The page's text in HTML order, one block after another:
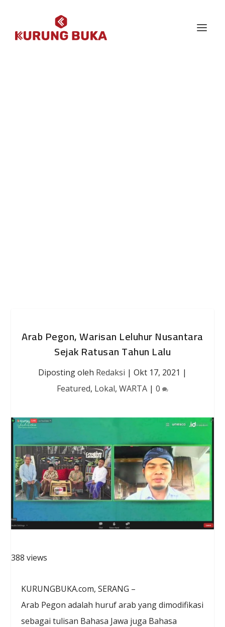
Arab Pegon, Warisan Leluhur Nusantara
Sejak Ratusan Tahun Lalu
Diposting oleh Redaksi | Okt 17, 2021 |
Featured, Lokal, WARTA | 0
388 views
KURUNGBUKA.com, SERANG –
Arab Pegon adalah huruf arab yang dimodifikasi
sebagai tulisan Bahasa Jawa juga Bahasa